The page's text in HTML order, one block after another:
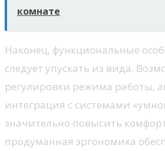
комнате
Наконец, функциональные
следует упускать из вида.
регулировки режима работы,
интеграция с системами
значительно повысить
продуманная эргономика